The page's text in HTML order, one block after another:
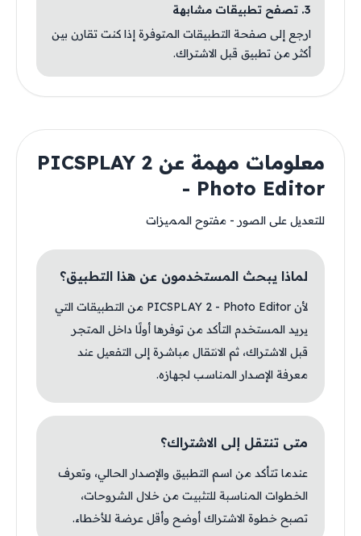
3. تصفح تطبيقات مشابهة
ارجع إلى صفحة التطبيقات المتوفرة إذا كنت تقارن بين
أكثر من تطبيق قبل الاشتراك.
معلومات مهمة عن PICSPLAY 2
- Photo Editor
للتعديل على الصور - مفتوح المميزات
لماذا يبحث المستخدمون عن هذا التطبيق؟
لأن PICSPLAY 2 - Photo Editor من التطبيقات التي
يريد المستخدم التأكد من توفرها أولًا داخل المتجر
قبل الاشتراك، ثم الانتقال مباشرة إلى التفعيل عند
معرفة الإصدار المناسب لجهازه.
متى تنتقل إلى الاشتراك؟
عندما تتأكد من اسم التطبيق والإصدار الحالي، وتعرف
الخطوات المناسبة للتثبيت من خلال الشروحات،
تصبح خطوة الاشتراك أوضح وأقل عرضة للأخطاء.